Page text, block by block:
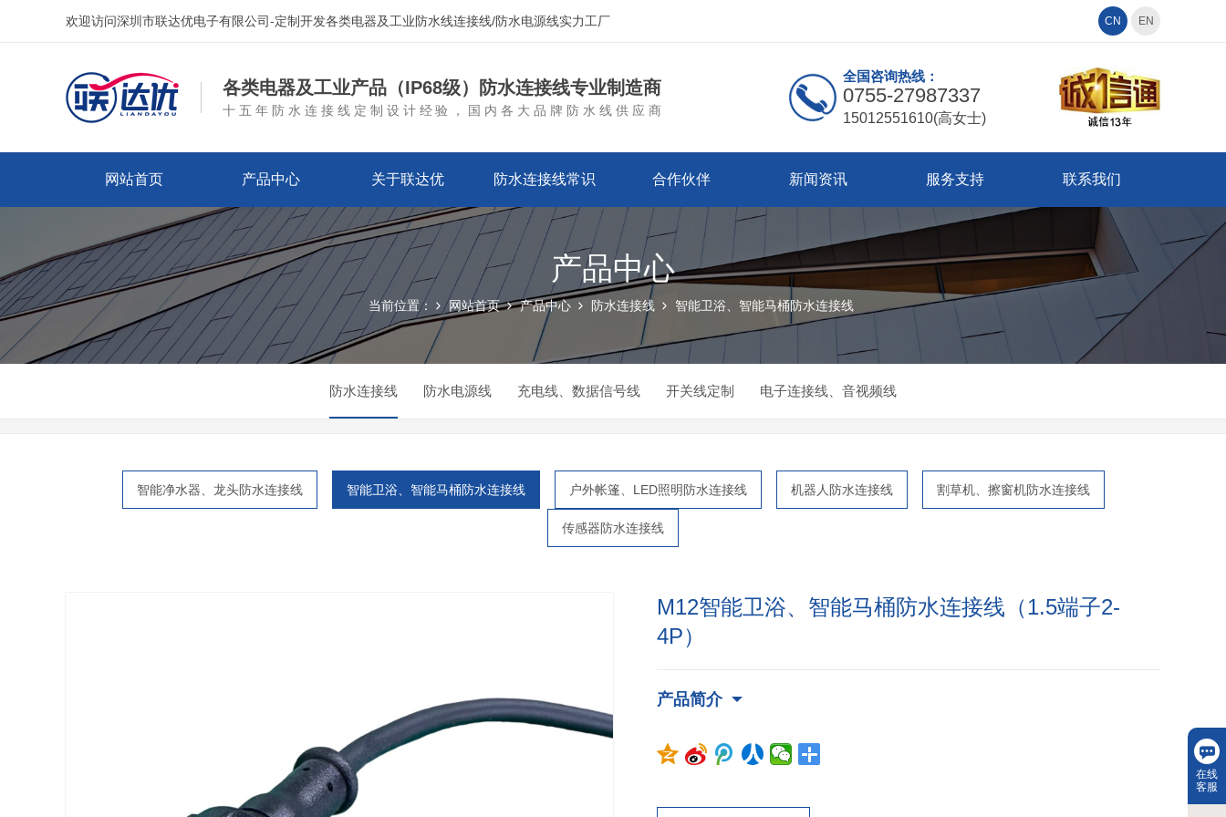
欢迎访问深圳市联达优电子有限公司-定制开发各类电器及工业防水线连接线/防水电源线实力工厂 CN EN
各类电器及工业产品（IP68级）防水连接线专业制造商
十五年防水连接线定制设计经验，国内各大品牌防水线供应商
全国咨询热线：
0755-27987337
15012551610(高女士)
网站首页 产品中心 关于联达优 防水连接线常识 合作伙伴 新闻资讯 服务支持 联系我们
产品中心
当前位置： 网站首页 产品中心 防水连接线 智能卫浴、智能马桶防水连接线
防水连接线 防水电源线 充电线、数据信号线 开关线定制 电子连接线、音视频线
智能净水器、龙头防水连接线 智能卫浴、智能马桶防水连接线 户外帐篷、LED照明防水连接线 机器人防水连接线 割草机、擦窗机防水连接线
传感器防水连接线
M12智能卫浴、智能马桶防水连接线（1.5端子2-
4P）
产品简介
在线
客服